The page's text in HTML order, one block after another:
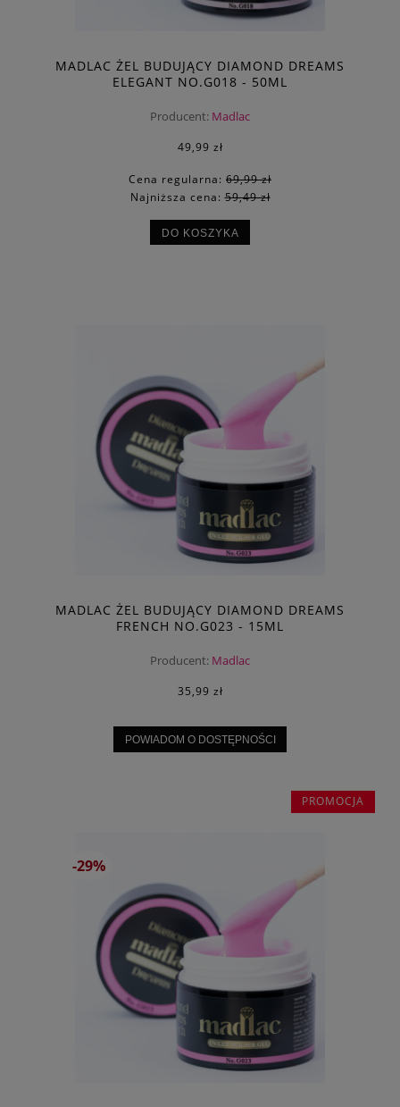
MADLAC ŻEL BUDUJĄCY DIAMOND DREAMS
ELEGANT NO.G018 - 50ML
Producent: Madlac
49,99 zł
Cena regularna: 69,99 zł
Najniższa cena:59,49 zł
DO KOSZYKA
MADLAC ŻEL BUDUJĄCY DIAMOND DREAMS
FRENCH NO.G023 - 15ML
Producent: Madlac
35,99 zł
POWIADOM O DOSTĘPNOŚCI
-29%
PROMOCJA